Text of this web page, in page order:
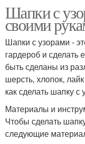
Шапки с
своими
Шапки с узорами -
гардероб и сделать
быть сделаны из
шерсть, хлопок,
как сделать шапку
Материалы и
Чтобы сделать
следующие